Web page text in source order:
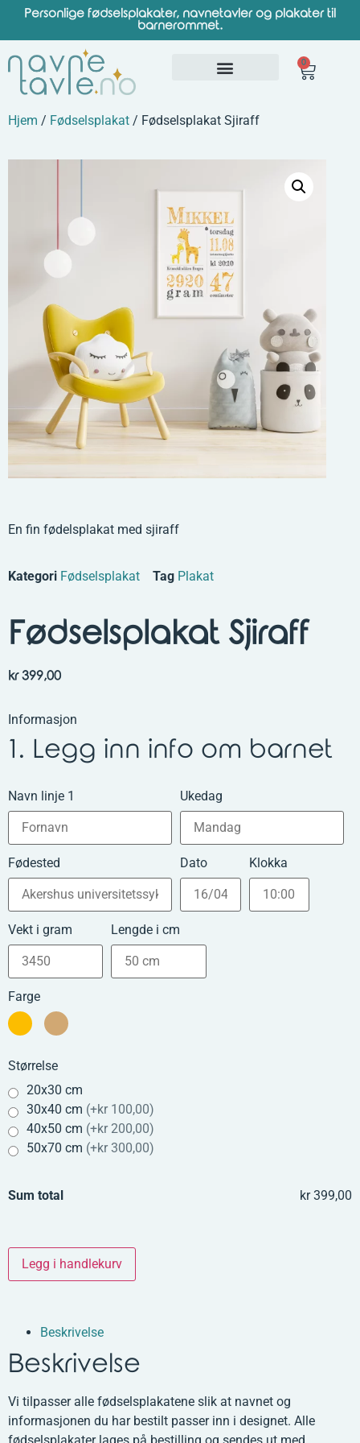
Personlige fødselsplakater, navnetavler og plakater til
barnerommet.
0
Hjem / Fødselsplakat / Fødselsplakat Sjiraff
En fin fødelsplakat med sjiraff
Kategori Fødselsplakat Tag Plakat
Fødselsplakat Sjiraff
kr399,00
Informasjon
1. Legg inn info om barnet
Navn linje 1 Ukedag
Fødested Dato Klokka
Vekt i gram Lengde i cm
Farge
Størrelse
20x30 cm
30x40 cm (+kr 100,00)
40x50 cm (+kr 200,00)
50x70 cm (+kr 300,00)
Sum total kr 399,00
Legg i handlekurv
Beskrivelse
Beskrivelse
Vi tilpasser alle fødselsplakatene slik at navnet og
informasjonen du har bestilt passer inn i designet. Alle